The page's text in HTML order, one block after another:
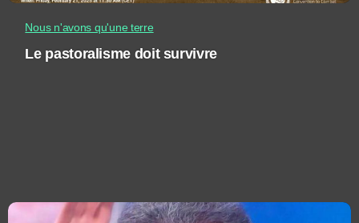
Nous n'avons qu'une terre
Le pastoralisme doit survivre